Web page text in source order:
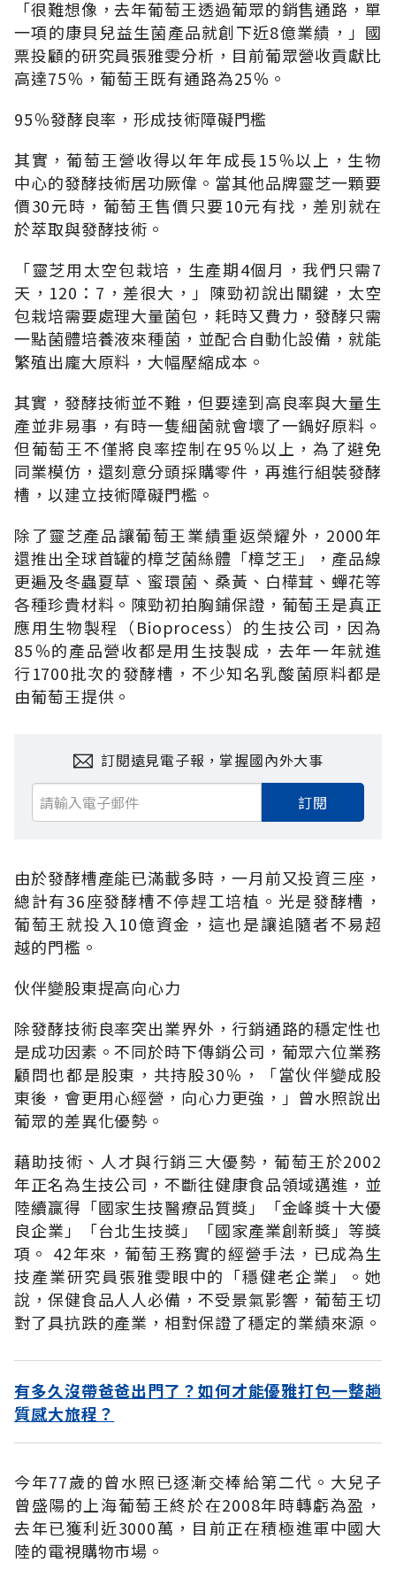
「很難想像，去年葡萄王透過葡眾的銷售通路，單
一項的康貝兒益生菌產品就創下近8億業績，」國
票投顧的研究員張雅雯分析，目前葡眾營收貢獻比
高達75％，葡萄王既有通路為25％。
95％發酵良率，形成技術障礙門檻
其實，葡萄王營收得以年年成長15％以上，生物
中心的發酵技術居功厥偉。當其他品牌靈芝一顆要
價30元時，葡萄王售價只要10元有找，差別就在
於萃取與發酵技術。
「靈芝用太空包栽培，生產期4個月，我們只需7
天，120：7，差很大，」陳勁初說出關鍵，太空
包栽培需要處理大量菌包，耗時又費力，發酵只需
一點菌體培養液來種菌，並配合自動化設備，就能
繁殖出龐大原料，大幅壓縮成本。
其實，發酵技術並不難，但要達到高良率與大量生
產並非易事，有時一隻細菌就會壞了一鍋好原料。
但葡萄王不僅將良率控制在95％以上，為了避免
同業模仿，還刻意分頭採購零件，再進行組裝發酵
槽，以建立技術障礙門檻。
除了靈芝產品讓葡萄王業績重返榮耀外，2000年
還推出全球首罐的樟芝菌絲體「樟芝王」，產品線
更遍及冬蟲夏草、蜜環菌、桑黃、白樺茸、蟬花等
各種珍貴材料。陳勁初拍胸鋪保證，葡萄王是真正
應用生物製程（Bioprocess）的生技公司，因為
85％的產品營收都是用生技製成，去年一年就進
行1700批次的發酵槽，不少知名乳酸菌原料都是
由葡萄王提供。
訂閱遠見電子報，掌握國內外大事
訂閱
由於發酵槽產能已滿載多時，一月前又投資三座，
總計有36座發酵槽不停趕工培植。光是發酵槽，
葡萄王就投入10億資金，這也是讓追隨者不易超
越的門檻。
伙伴變股東提高向心力
除發酵技術良率突出業界外，行銷通路的穩定性也
是成功因素。不同於時下傳銷公司，葡眾六位業務
顧問也都是股東，共持股30％，「當伙伴變成股
東後，會更用心經營，向心力更強，」曾水照說出
葡眾的差異化優勢。
藉助技術、人才與行銷三大優勢，葡萄王於2002
年正名為生技公司，不斷往健康食品領域邁進，並
陸續贏得「國家生技醫療品質獎」「金峰獎十大優
良企業」「台北生技獎」「國家產業創新獎」等獎
項。 42年來，葡萄王務實的經營手法，已成為生
技產業研究員張雅雯眼中的「穩健老企業」。她
說，保健食品人人必備，不受景氣影響，葡萄王切
對了具抗跌的產業，相對保證了穩定的業績來源。
有多久沒帶爸爸出門了？如何才能優雅打包一整趟
質感大旅程？
今年77歲的曾水照已逐漸交棒給第二代。大兒子
曾盛陽的上海葡萄王終於在2008年時轉虧為盈，
去年已獲利近3000萬，目前正在積極進軍中國大
陸的電視購物市場。